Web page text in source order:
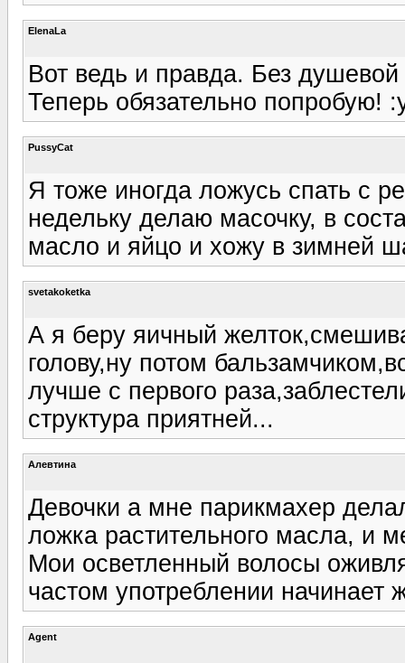
ElenaLa
Вот ведь и правда. Без
Теперь обязательно попробую!
PussyCat
Я тоже иногда ложусь спать с
недельку делаю масочку, в
масло и яйцо и хожу в зимней
svetakoketka
А я беру яичный
голову,ну потом
лучше с первого
структура приятней...
Алевтина
Девочки а мне парикмахер
ложка растительного масла, и
Мои осветленный волосы
частом употреблении начинает
Agent